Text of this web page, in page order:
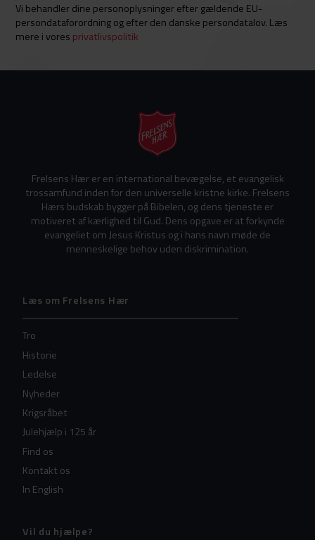
Vi behandler dine personoplysninger efter gældende EU-
persondataforordning og efter den danske persondatalov. Læs
mere i vores privatlivspolitik
Frelsens Hær er en international bevægelse, et evangelisk
trossamfund inden for den universelle kristne kirke. Frelsens
Hærs budskab bygger på Bibelen, og dens tjeneste er
motiveret af kærlighed til Gud. Dens opgave er at forkynde
evangeliet om Jesus Kristus og i hans navn møde de
menneskelige behov uden diskrimination.
Læs om Frelsens Hær
Tro
Historie
Ledelse
Nyheder
Krigsråbet
Julehjælp i 125 år
Find os
Kontakt os
In English
Vil du hjælpe?